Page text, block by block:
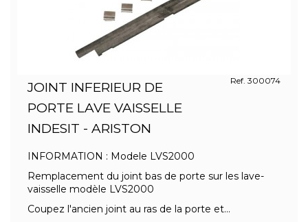
JOINT INFERIEUR DE
PORTE LAVE VAISSELLE
INDESIT - ARISTON
Ref. 300074
INFORMATION : Modele LVS2000
Remplacement du joint bas de porte sur les lave-
vaisselle modèle LVS2000
Coupez l'ancien joint au ras de la porte et...